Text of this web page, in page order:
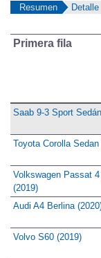
Resumen Detalle
Primera fila
Saab 9-3 Sport
Toyota Corolla Sedan
Volkswagen Passat
(2019)
Audi A4 Berlina
Volvo S60 (2019)